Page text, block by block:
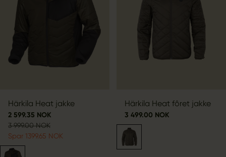
Härkila Heat jakke
2 599.35 NOK
3 999.00 NOK
Spar 1399.65 NOK
Härkila Heat fôret jakke
3 499.00 NOK